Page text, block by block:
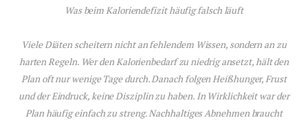
Was beim Kaloriendefizit häufig falsch läuft
Viele Diäten scheitern nicht an fehlendem Wissen, sondern an zu
harten Regeln. Wer den Kalorienbedarf zu niedrig ansetzt, hält den
Plan oft nur wenige Tage durch. Danach folgen Heißhunger, Frust
und der Eindruck, keine Disziplin zu haben. In Wirklichkeit war der
Plan häufig einfach zu streng. Nachhaltiges Abnehmen braucht